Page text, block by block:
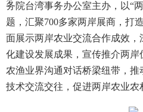
务院台湾事务办公室主办，以“
题，汇聚700多家两岸展商，打
面展示两岸农业交流合作成效
化建设发展成果，宣传推介两
农渔业界沟通对话桥梁纽带，推
技术交流交往，促进两岸农业农